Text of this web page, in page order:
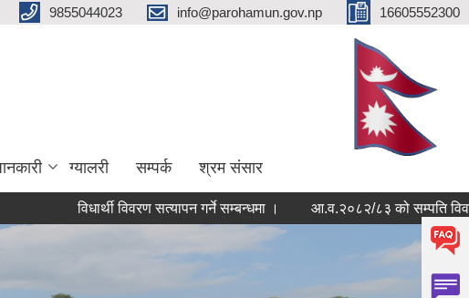
9855044023 info@parohamun.gov.np 16605552300
ग्यालरी सम्पर्क श्रम संसार
विधार्थी विवरण सत्यापन गर्ने सम्बन्धमा । आ.व.२०८२/८३ को सम्पति विवरण